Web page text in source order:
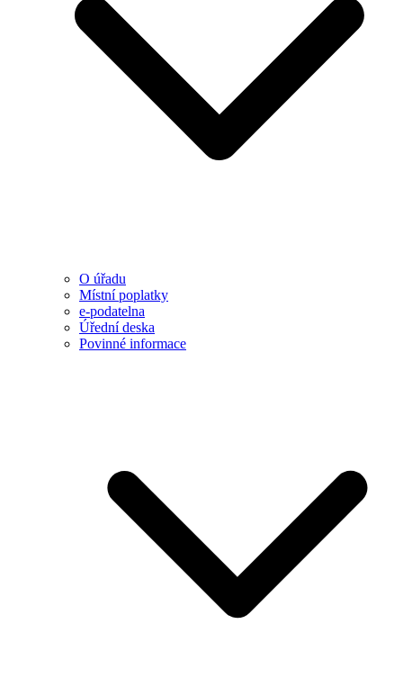
O úřadu
Místní poplatky
e-podatelna
Úřední deska
Povinné informace